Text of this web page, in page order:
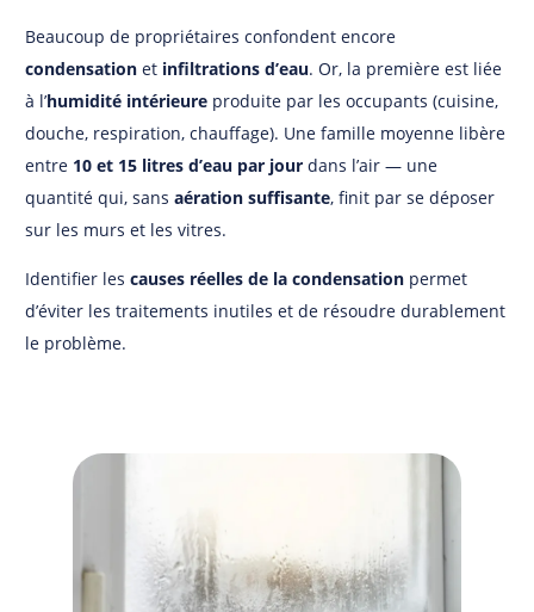
Beaucoup de propriétaires confondent encore
condensation et infiltrations d’eau. Or, la première est liée
à l’humidité intérieure produite par les occupants (cuisine,
douche, respiration, chauffage). Une famille moyenne libère
entre 10 et 15 litres d’eau par jour dans l’air — une
quantité qui, sans aération suffisante, finit par se déposer
sur les murs et les vitres.
Identifier les causes réelles de la condensation permet
d’éviter les traitements inutiles et de résoudre durablement
le problème.